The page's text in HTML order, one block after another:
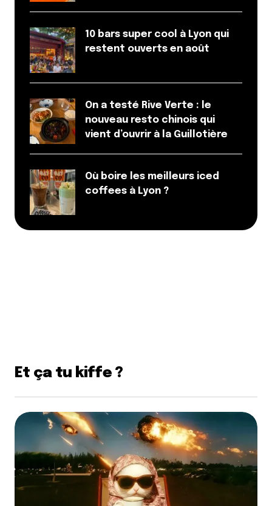
10 bars super cool à Lyon qui
restent ouverts en août
On a testé Rive Verte : le
nouveau resto chinois qui
vient d’ouvrir à la Guillotière
Où boire les meilleurs iced
coffees à Lyon ?
Et ça tu kiffe ?